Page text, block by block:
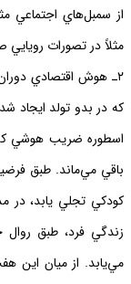
از سمبل‌هاي
مثلاً در تصورات
٢ـ هوش اقتصادي
كه در بدو تولد ايجاد
اسطوره ضريب هوشي
باقي مي‌ماند. طبق
كودكي تجلي يابد، در
زندگي فرد، طبق
مي‌يابد. از ميان اين